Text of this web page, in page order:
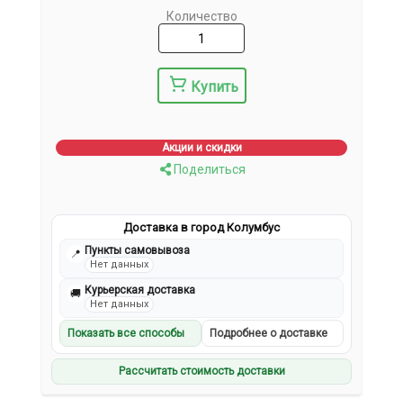
Количество
Купить
Акции и скидки
Поделиться
Доставка в город Колумбус
📍 Пункты самовывоза
Нет данных
🚚 Курьерская доставка
Нет данных
Показать все способы Подробнее о доставке
Рассчитать стоимость доставки